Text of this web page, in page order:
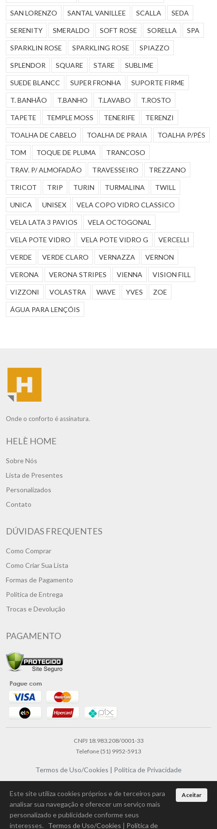
SAN LORENZO SANTAL VANILLEE SCALLA SEDA
SERENITY SMERALDO SOFT ROSE SORELLA SPA
SPARKLIN ROSE SPARKLING ROSE SPIAZZO
SPLENDOR SQUARE STARE SUBLIME
SUEDE BLANCC SUPER FRONHA SUPORTE FIRME
T. BANHÃO T.BANHO T.LAVABO T.ROSTO
TAPETE TEMPLE MOSS TENERIFE TERENZI
TOALHA DE CABELO TOALHA DE PRAIA TOALHA P/PÉS
TOM TOQUE DE PLUMA TRANCOSO
TRAV. P/ ALMOFADÃO TRAVESSEIRO TREZZANO
TRICOT TRIP TURIN TURMALINA TWILL
UNICA UNISEX VELA COPO VIDRO CLASSICO
VELA LATA 3 PAVIOS VELA OCTOGONAL
VELA POTE VIDRO VELA POTE VIDRO G VERCELLI
VERDE VERDE CLARO VERNAZZA VERNON
VERONA VERONA STRIPES VIENNA VISION FILL
VIZZONI VOLASTRA WAVE YVES ZOE
ÁGUA PARA LENÇÓIS
Onde o conforto é assinatura.
HELÈ HOME
Sobre Nós
Lista de Presentes
Personalizados
Contato
DÚVIDAS FREQUENTES
Como Comprar
Como Criar Sua Lista
Formas de Pagamento
Política de Entrega
Trocas e Devolução
PAGAMENTO
CNPJ 18.983.208/0001-33
Telefone (51) 9952-5913
Termos de Uso/Cookies | Política de Privacidade
HELÈ HOME© 2026 - Todos os direitos reservados. Desenvolvido por
Double One
Este site utiliza cookies próprios e de terceiros para
analisar sua navegação e oferecer um serviço mais
personalizado e publicidade conforme seus
interesses. Termos de Uso/Cookies | Política de
Aceitar